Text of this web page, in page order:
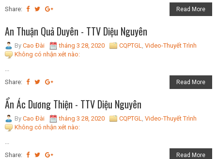
Share:
Read More
An Thuận Quả Duyên - TTV Diệu Nguyên
By Cao Đài tháng 3 28, 2020 CQPTGL, Video-Thuyết Trình
Không có nhận xét nào:
...
Share:
Read More
Ẩn Ác Dương Thiện - TTV Diệu Nguyên
By Cao Đài tháng 3 28, 2020 CQPTGL, Video-Thuyết Trình
Không có nhận xét nào:
...
Share:
Read More